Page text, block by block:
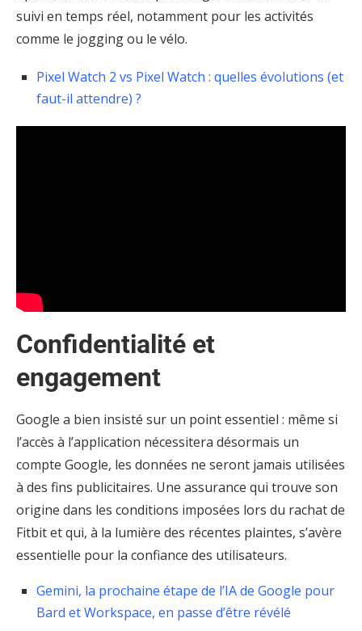
suivi en temps réel, notamment pour les activités
comme le jogging ou le vélo.
Pixel Watch 2 vs Pixel Watch : quelles évolutions (et
faut-il attendre) ?
Confidentialité et
engagement
Google a bien insisté sur un point essentiel : même si
l’accès à l’application nécessitera désormais un
compte Google, les données ne seront jamais utilisées
à des fins publicitaires. Une assurance qui trouve son
origine dans les conditions imposées lors du rachat de
Fitbit et qui, à la lumière des récentes plaintes, s’avère
essentielle pour la confiance des utilisateurs.
Gemini, la prochaine étape de l’IA de Google pour
Bard et Workspace, en passe d’être révélé